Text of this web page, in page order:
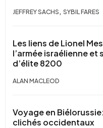
JEFFREY SACHS , SYBIL FARES
Les liens de Lionel
l’armée israélienne
d’élite 8200
ALAN MACLEOD
Voyage en
clichés occidentaux